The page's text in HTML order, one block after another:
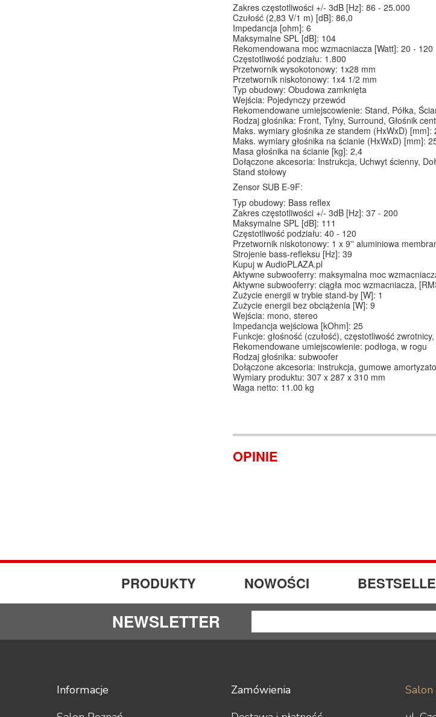
Zakres częstotliwości +/- 3dB [Hz]: 86 - 25.000
Czułość (2,83 V/1 m) [dB]: 86,0
Impedancja [ohm]: 6
Maksymalne SPL [dB]: 104
Rekomendowana moc wzmacniacza [Watt]: 20 - 120
Częstotliwość podziału: 1.800
Przetwornik wysokotonowy: 1x28 mm
Przetwornik niskotonowy: 1x4 1/2 mm
Typ obudowy: Obudowa zamknięta
Wejścia: Pojedynczy przewód
Rekomendowane umiejscowienie: Stand, Półka,
Rodzaj głośnika: Front, Tylny, Surround, Głośnik
Maks. wymiary głośnika ze standem (HxWxD) [mm]:
Maks. wymiary głośnika na ścianie (HxWxD) [mm]:
Masa głośnika na ścianie [kg]: 2,4
Dołączone akcesoria: Instrukcja, Uchwyt ścienny,
Stand stołowy
Zensor SUB E-9F:
Typ obudowy: Bass reflex
Zakres częstotliwości +/- 3dB [Hz]: 37 - 200
Maksymalne SPL [dB]: 111
Częstotliwość podziału: 40 - 120
Przetwornik niskotonowy: 1 x 9'' aluminiowa
Strojenie bass-refleksu [Hz]: 39
Kupuj w AudioPLAZA.pl
Aktywne subwooferry: maksymalna moc
Aktywne subwooferry: ciągła moc wzmacniacza,
Zużycie energii w trybie stand-by [W]: 1
Zużycie energii bez obciążenia [W]: 9
Wejścia: mono, stereo
Impedancja wejściowa [kOhm]: 25
Funkcje: głośność (czułość), częstotliwość
Rekomendowane umiejscowienie: podłoga, w rogu
Rodzaj głośnika: subwoofer
Dołączone akcesoria: instrukcja, gumowe
Wymiary produktu: 307 x 287 x 310 mm
Waga netto: 11.00 kg
OPINIE
PRODUKTY NOWOŚCI
NEWSLETTER
Informacje
Zamówienia
Salon